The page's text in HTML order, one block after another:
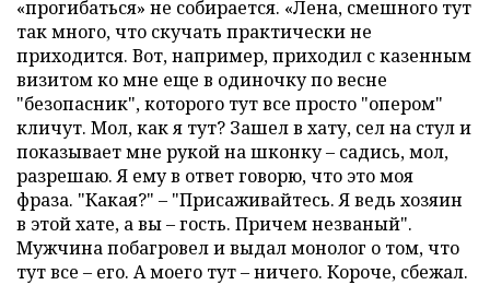
«прогибаться» не собирается. «Лена, смешного тут
так много, что скучать практически не
приходится. Вот, например, приходил с казенным
визитом ко мне еще в одиночку по весне
"безопасник", которого тут все просто "опером"
кличут. Мол, как я тут? Зашел в хату, сел на стул и
показывает мне рукой на шконку – садись, мол,
разрешаю. Я ему в ответ говорю, что это моя
фраза. "Какая?" – "Присаживайтесь. Я ведь хозяин
в этой хате, а вы – гость. Причем незваный".
Мужчина побагровел и выдал монолог о том, что
тут все – его. А моего тут – ничего. Короче, сбежал.